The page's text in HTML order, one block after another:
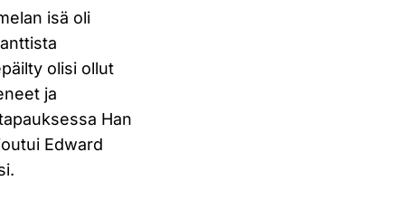
isä oli
olisi ollut
ja
Han
Edward